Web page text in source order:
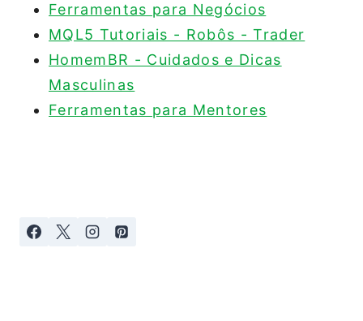
Ferramentas para Negócios
MQL5 Tutoriais - Robôs - Trader
HomemBR - Cuidados e Dicas
Masculinas
Ferramentas para Mentores